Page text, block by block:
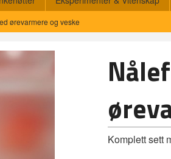
ørevarmere og veske
Komplett sett